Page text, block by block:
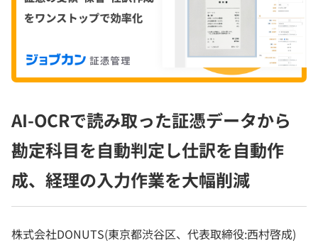
AI-OCRで読み取った証憑データから
勘定科目を自動判定し仕訳を自動作
成、経理の入力作業を大幅削減
株式会社DONUTS(東京都渋谷区、代表取締役:西村啓成)